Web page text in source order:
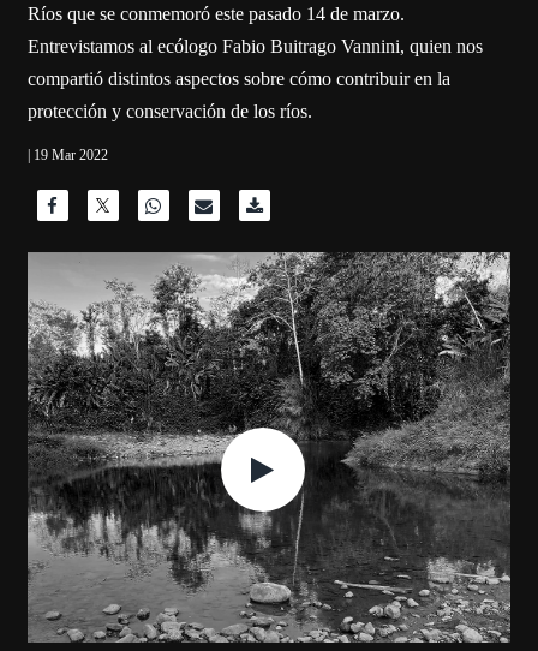
Ríos que se conmemoró este pasado 14 de marzo.
Entrevistamos al ecólogo Fabio Buitrago Vannini, quien nos
compartió distintos aspectos sobre cómo contribuir en la
protección y conservación de los ríos.
| 19 Mar 2022